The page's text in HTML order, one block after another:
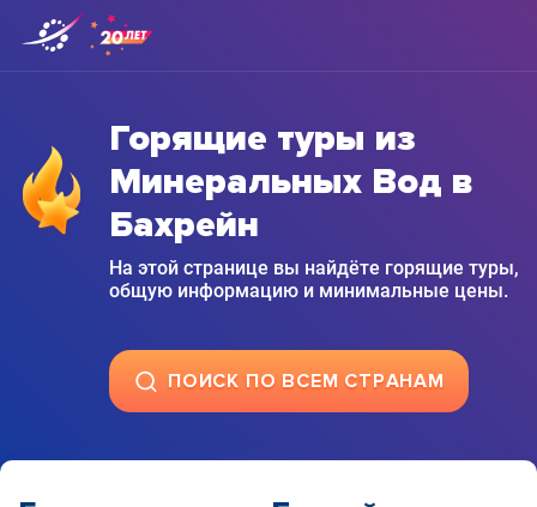
Горящие туры из
Минеральных Вод в
Бахрейн
На этой странице вы найдёте горящие туры,
общую информацию и минимальные цены.
ПОИСК ПО ВСЕМ СТРАНАМ